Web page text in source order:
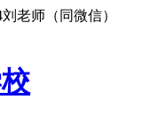
老师（同微信）